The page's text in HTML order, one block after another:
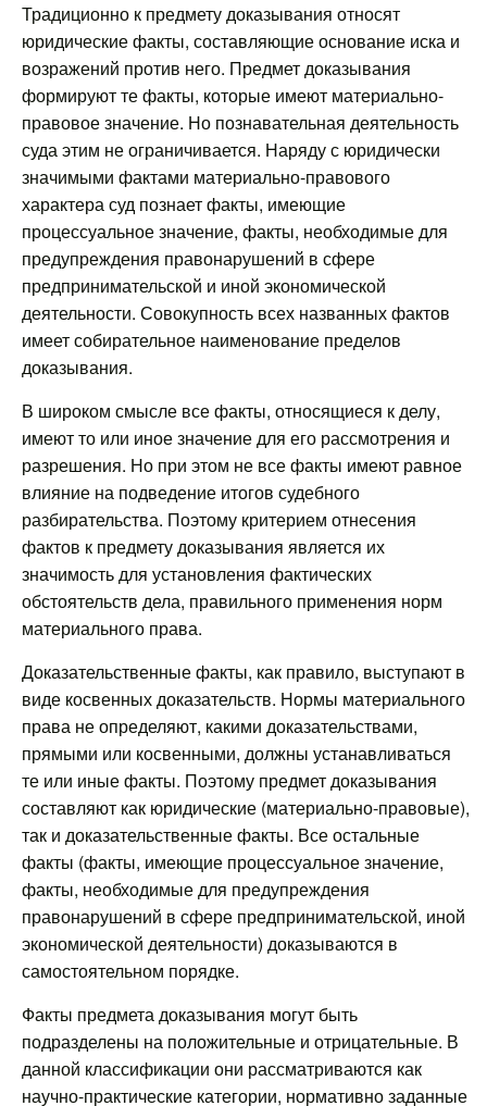
Традиционно к предмету доказывания относят
юридические факты, составляющие основание иска и
возражений против него. Предмет доказывания
формируют те факты, которые имеют материально-
правовое значение. Но познавательная деятельность
суда этим не ограничивается. Наряду с юридически
значимыми фактами материально-правового
характера суд познает факты, имеющие
процессуальное значение, факты, необходимые для
предупреждения правонарушений в сфере
предпринимательской и иной экономической
деятельности. Совокупность всех названных фактов
имеет собирательное наименование пределов
доказывания.
В широком смысле все факты, относящиеся к делу,
имеют то или иное значение для его рассмотрения и
разрешения. Но при этом не все факты имеют равное
влияние на подведение итогов судебного
разбирательства. Поэтому критерием отнесения
фактов к предмету доказывания является их
значимость для установления фактических
обстоятельств дела, правильного применения норм
материального права.
Доказательственные факты, как правило, выступают в
виде косвенных доказательств. Нормы материального
права не определяют, какими доказательствами,
прямыми или косвенными, должны устанавливаться
те или иные факты. Поэтому предмет доказывания
составляют как юридические (материально-правовые),
так и доказательственные факты. Все остальные
факты (факты, имеющие процессуальное значение,
факты, необходимые для предупреждения
правонарушений в сфере предпринимательской, иной
экономической деятельности) доказываются в
самостоятельном порядке.
Факты предмета доказывания могут быть
подразделены на положительные и отрицательные. В
данной классификации они рассматриваются как
научно-практические категории, нормативно заданные